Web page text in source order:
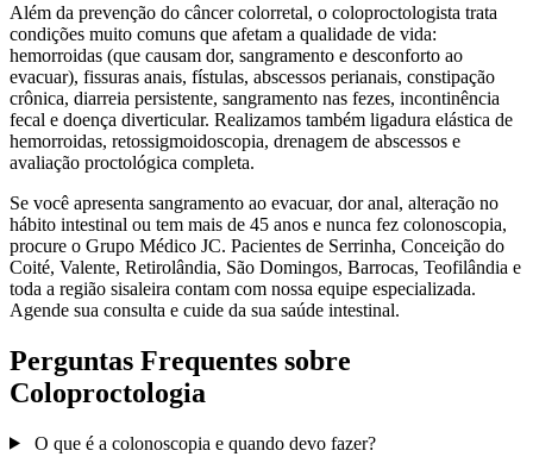
Além da prevenção do câncer colorretal, o coloproctologista trata
condições muito comuns que afetam a qualidade de vida:
hemorroidas (que causam dor, sangramento e desconforto ao
evacuar), fissuras anais, fístulas, abscessos perianais, constipação
crônica, diarreia persistente, sangramento nas fezes, incontinência
fecal e doença diverticular. Realizamos também ligadura elástica de
hemorroidas, retossigmoidoscopia, drenagem de abscessos e
avaliação proctológica completa.
Se você apresenta sangramento ao evacuar, dor anal, alteração no
hábito intestinal ou tem mais de 45 anos e nunca fez colonoscopia,
procure o Grupo Médico JC. Pacientes de Serrinha, Conceição do
Coité, Valente, Retirolândia, São Domingos, Barrocas, Teofilândia e
toda a região sisaleira contam com nossa equipe especializada.
Agende sua consulta e cuide da sua saúde intestinal.
Perguntas Frequentes sobre
Coloproctologia
O que é a colonoscopia e quando devo fazer?